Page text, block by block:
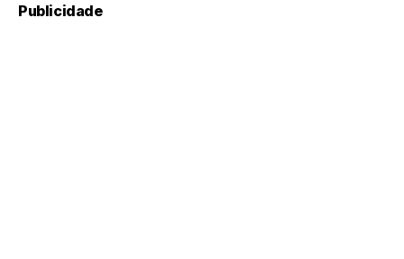
Publicidade